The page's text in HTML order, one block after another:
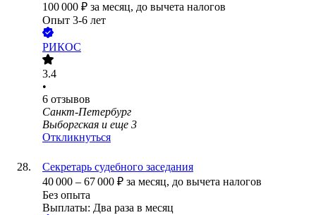
100 000 ₽ за месяц, до вычета налогов
Опыт 3-6 лет
РИКОС
3.4
•
6 отзывов
Санкт-Петербург
Выборгская и еще 3
Откликнуться
Секретарь судебного заседания
40 000 – 67 000 ₽ за месяц, до вычета налогов
Без опыта
Выплаты: Два раза в месяц